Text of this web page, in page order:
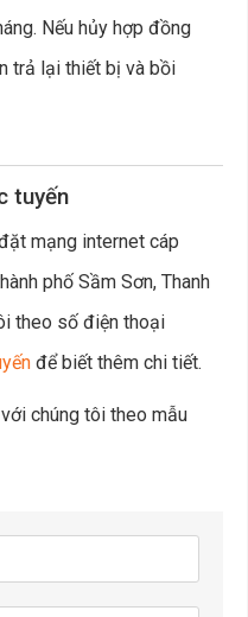
Nếu hủy hợp đồng
trả lại thiết bị và bồi
tuyến
mạng internet cáp
phố Sầm Sơn, Thanh
theo số điện thoại
để biết thêm chi tiết.
chúng tôi theo mẫu